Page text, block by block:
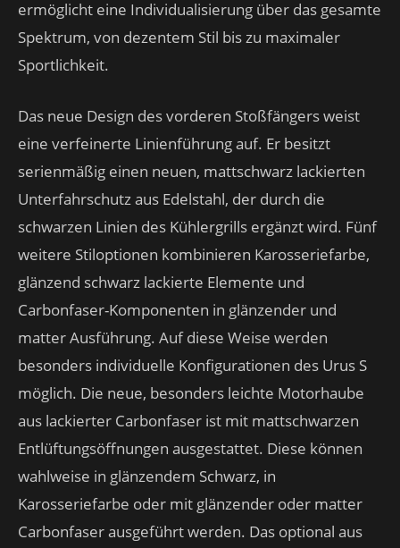
ermöglicht eine Individualisierung über das gesamte
Spektrum, von dezentem Stil bis zu maximaler
Sportlichkeit.
Das neue Design des vorderen Stoßfängers weist
eine verfeinerte Linienführung auf. Er besitzt
serienmäßig einen neuen, mattschwarz lackierten
Unterfahrschutz aus Edelstahl, der durch die
schwarzen Linien des Kühlergrills ergänzt wird. Fünf
weitere Stiloptionen kombinieren Karosseriefarbe,
glänzend schwarz lackierte Elemente und
Carbonfaser-Komponenten in glänzender und
matter Ausführung. Auf diese Weise werden
besonders individuelle Konfigurationen des Urus S
möglich. Die neue, besonders leichte Motorhaube
aus lackierter Carbonfaser ist mit mattschwarzen
Entlüftungsöffnungen ausgestattet. Diese können
wahlweise in glänzendem Schwarz, in
Karosseriefarbe oder mit glänzender oder matter
Carbonfaser ausgeführt werden. Das optional aus